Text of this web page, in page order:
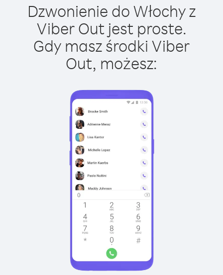
Dzwonienie do Włochy z
Viber Out jest proste.
Gdy masz środki Viber
Out, możesz: